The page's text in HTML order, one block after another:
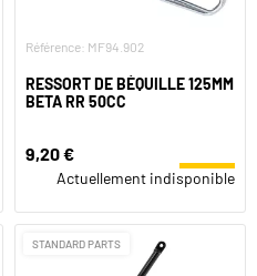
Référence: MF94.902
RESSORT DE BÉQUILLE 125MM
BETA RR 50CC
9,20 €
Actuellement indisponible
STANDARD PARTS